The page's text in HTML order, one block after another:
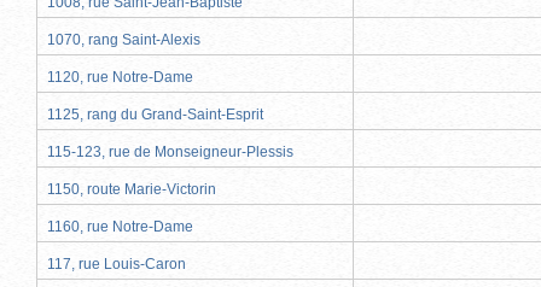
1070, rang Saint-Alexis
1120, rue Notre-Dame
1125, rang du Grand-Saint-Esprit
115-123, rue de Monseigneur-Plessis
1150, route Marie-Victorin
1160, rue Notre-Dame
117, rue Louis-Caron